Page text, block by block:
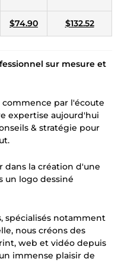
$74.90 $132.52
sur mesure et
commence par l'écoute
expertise aujourd'hui
& stratégie pour
dans la création d'une
un logo dessiné
spécialisés notamment
nous créons des
web et vidéo depuis
immense plaisir de